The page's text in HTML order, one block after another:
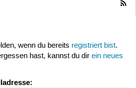
wenn du bereits registriert bist.
hast, kannst du dir ein neues